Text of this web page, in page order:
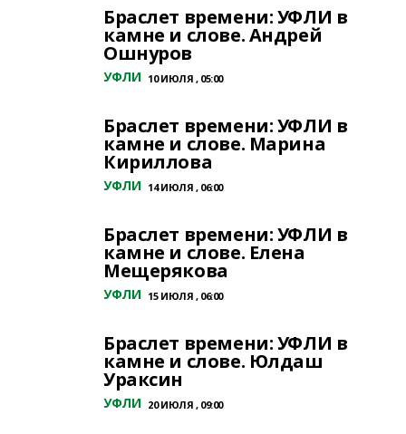
Браслет времени: УФЛИ в
камне и слове. Андрей
Ошнуров
УФЛИ 10 ИЮЛЯ , 05:00
Браслет времени: УФЛИ в
камне и слове. Марина
Кириллова
УФЛИ 14 ИЮЛЯ , 06:00
Браслет времени: УФЛИ в
камне и слове. Елена
Мещерякова
УФЛИ 15 ИЮЛЯ , 06:00
Браслет времени: УФЛИ в
камне и слове. Юлдаш
Ураксин
УФЛИ 20 ИЮЛЯ , 09:00